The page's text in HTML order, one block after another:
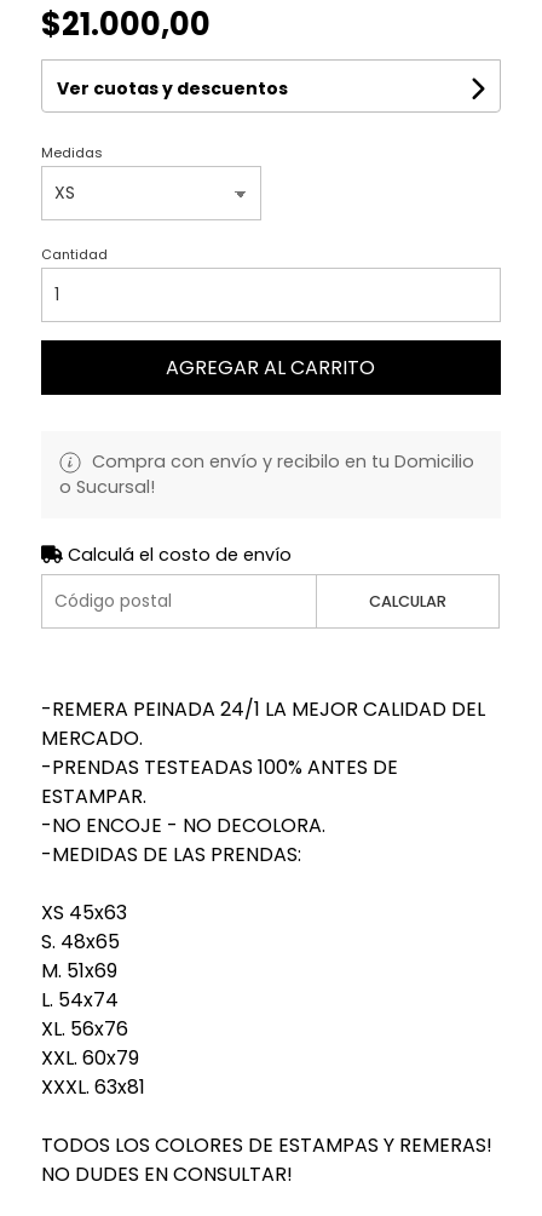
$21.000,00
Ver cuotas y descuentos
Medidas
Cantidad
AGREGAR AL CARRITO
Compra con envío y recibilo en tu Domicilio
o Sucursal!
Calculá el costo de envío
CALCULAR
-REMERA PEINADA 24/1 LA MEJOR CALIDAD DEL
MERCADO.
-PRENDAS TESTEADAS 100% ANTES DE
ESTAMPAR.
-NO ENCOJE - NO DECOLORA.
-MEDIDAS DE LAS PRENDAS:
XS 45x63
S. 48x65
M. 51x69
L. 54x74
XL. 56x76
XXL. 60x79
XXXL. 63x81
TODOS LOS COLORES DE ESTAMPAS Y REMERAS!
NO DUDES EN CONSULTAR!